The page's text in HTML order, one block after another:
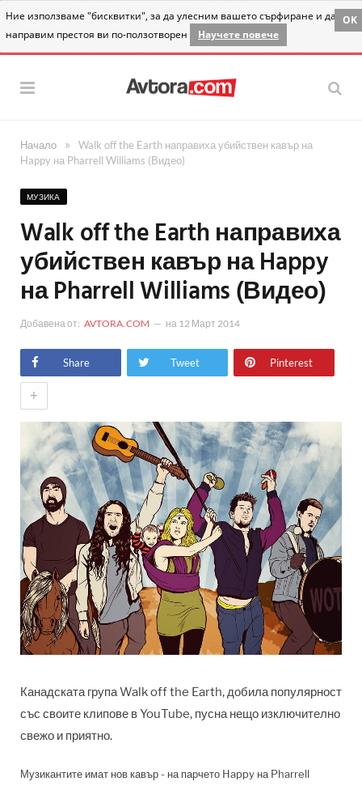
Ние използваме "бисквитки", за да улесним вашето сърфиране и да
направим престоя ви по-ползотворен
Научете повече
OK
Начало »
Walk off the Earth направиха убийствен кавър на
Happy на Pharrell Williams (Видео)
МУЗИКА
Walk off the Earth направиха
убийствен кавър на Happy
на Pharrell Williams (Видео)
Добавена от: AVTORA.COM на 12 Март 2014
Share Tweet Pinterest
+
Канадската група Walk off the Earth, добила популярност
със своите клипове в YouTube, пусна нещо изключително
свежо и приятно.
Музикантите имат нов кавър - на парчето Happy на Pharrell